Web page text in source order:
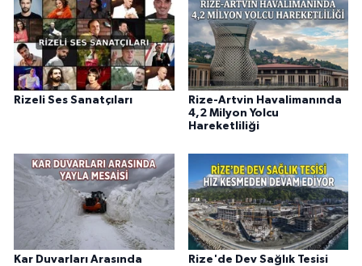
Rizeli Ses Sanatçıları
Rize-Artvin Havalimanında
4,2 Milyon Yolcu
Hareketliliği
Kar Duvarları Arasında
Rize'de Dev Sağlık Tesisi